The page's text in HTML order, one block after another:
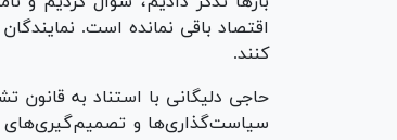
اقتصاد باقی نمانده است.
کنند.
سیاست‌گذاری‌ها و تصمیم‌گیری‌های